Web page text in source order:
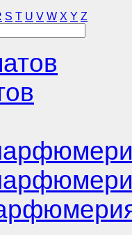
S T U V W X Y Z